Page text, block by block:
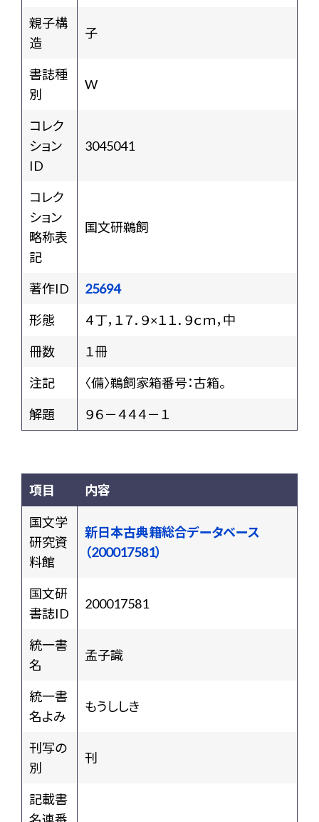
親子構
造
子
書誌種
別
W
コレク
ション
ID
3045041
コレク
ション
略称表
記
国文研鵜飼
著作ID
25694
形態
４丁，１７．９×１１．９ｃｍ，中
冊数
１冊
注記
〈備〉鵜飼家箱番号：古箱。
解題
９６－４４４－１
項目 内容
国文学
研究資
料館
新日本古典籍総合データベース
（200017581）
国文研
書誌ID
200017581
統一書
名
孟子識
統一書
名よみ
もうししき
刊写の
別
刊
記載書